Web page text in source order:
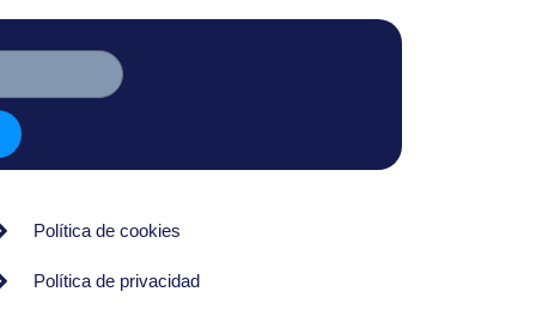
Política de cookies
Política de privacidad